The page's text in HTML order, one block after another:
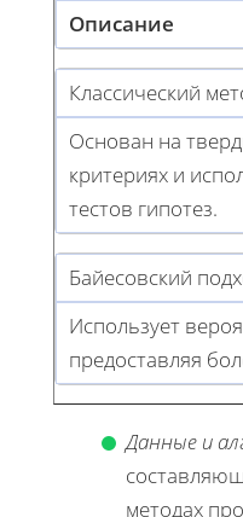
Описание
Классический
Основан на
критериях и
тестов гипотез.
Байесовский
Использует
предоставляя
Данные и
методах